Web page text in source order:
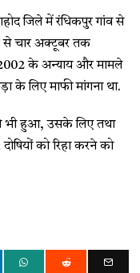
जिले में रंधिकपुर गांव से
से चार अक्टूबर तक
के अन्याय और मामले
के लिए माफी मांगना था.
भी हुआ, उसके लिए तथा
को रिहा करने को